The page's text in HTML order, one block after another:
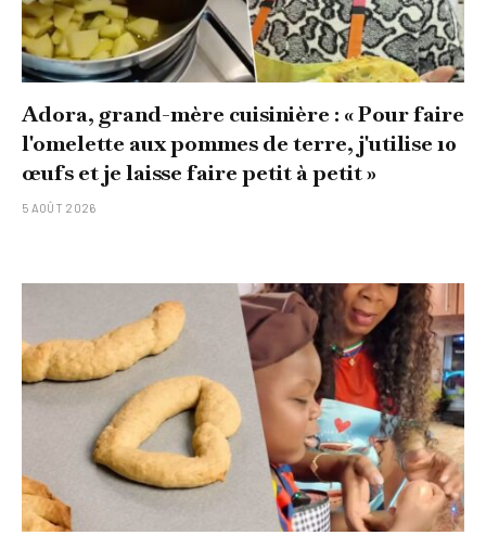
Adora, grand-mère cuisinière : « Pour faire
l'omelette aux pommes de terre, j'utilise 10
œufs et je laisse faire petit à petit »
5 AOÛT 2026